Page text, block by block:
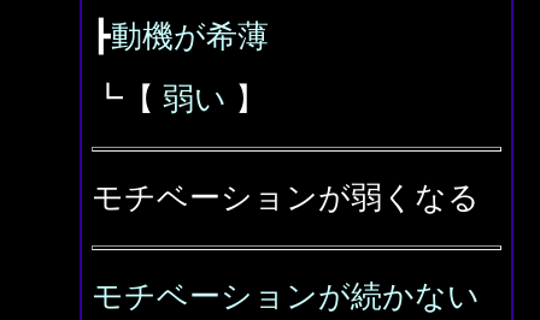
┣動機が希薄
┗【 弱い 】
モチベーションが弱くなる
モチベーションが続かない